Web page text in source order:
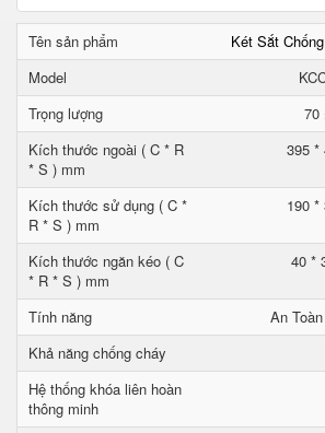
Tên sản phẩm
Két Sắt
Model
Trọng lượng
70
Kích thước ngoài ( C * R
* S ) mm
395 *
Kích thước sử dụng ( C *
R * S ) mm
190 *
Kích thước ngăn kéo ( C
* R * S ) mm
40 *
Tính năng
An
Khả năng chống cháy
Hệ thống khóa liên hoàn
thông minh